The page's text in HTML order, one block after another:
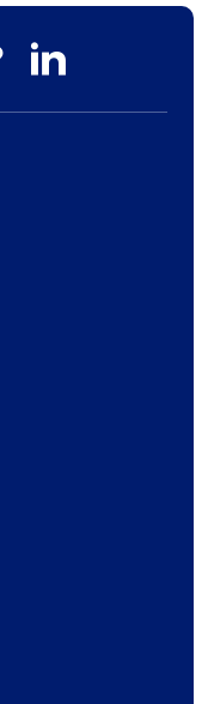
TikTok